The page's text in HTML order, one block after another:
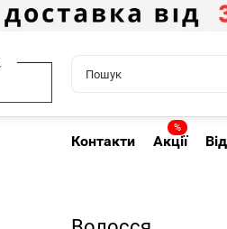
Контакти
%
Акції